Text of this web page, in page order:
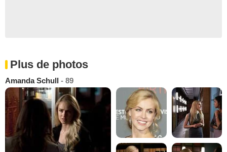
Plus de photos
Amanda Schull - 89